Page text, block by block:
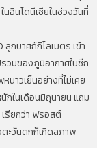
อินโดนีเซียในช่วงวันที่
กบาศก์กิโลเมตร เข้า
วนของภูมิอากาศในซีก
นาวเย็นอย่างที่ไม่เคย
กในเดือนมิถุนายน แถม
รียกว่า ฟรอสต์
ะวันตกก็เกิดสภาพ